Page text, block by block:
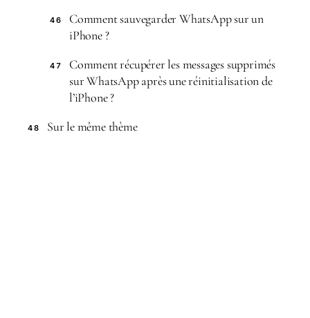
46
Comment sauvegarder WhatsApp sur un
iPhone ?
47
Comment récupérer les messages supprimés
sur WhatsApp après une réinitialisation de
l’iPhone ?
48 Sur le même thème